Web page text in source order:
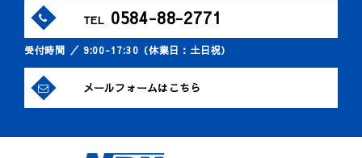
TEL 0584-88-2771
受付時間 ／ 9:00-17:30（休業日：土日祝）
メールフォームはこちら